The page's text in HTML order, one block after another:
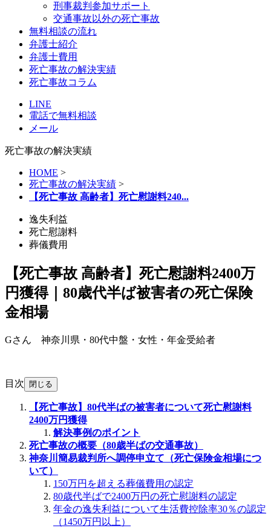
刑事裁判参加サポート
交通事故以外の死亡事故
無料相談の流れ
弁護士紹介
弁護士費用
死亡事故の解決実績
死亡事故コラム
LINE
電話で無料相談
メール
死亡事故の解決実績
HOME >
死亡事故の解決実績 >
【死亡事故 高齢者】死亡慰謝料240...
逸失利益
死亡慰謝料
葬儀費用
【死亡事故 高齢者】死亡慰謝料2400万
円獲得｜80歳代半ば被害者の死亡保険
金相場
Gさん 神奈川県・80代中盤・女性・年金受給者
目次 閉じる
【死亡事故】80代半ばの被害者について死亡慰謝料
2400万円獲得
解決事例のポイント
死亡事故の概要（80歳半ばの交通事故）
神奈川簡易裁判所へ調停申立て（死亡保険金相場につ
いて）
150万円を超える葬儀費用の認定
80歳代半ばで2400万円の死亡慰謝料の認定
年金の逸失利益について生活費控除率30％の認定
（1450万円以上）